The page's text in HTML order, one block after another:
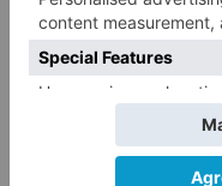
1
2